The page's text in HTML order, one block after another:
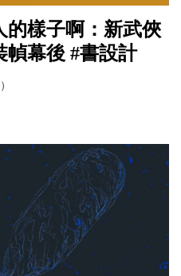
的樣子啊：新武俠
幀幕後 #書設計